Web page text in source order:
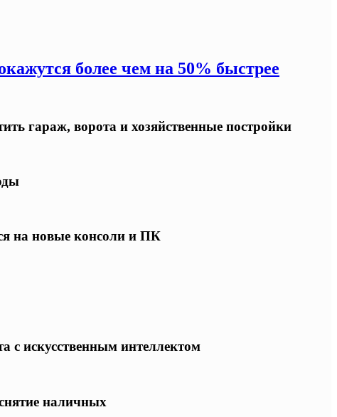
более чем на 50% быстрее
гараж, ворота и хозяйственные постройки
на новые консоли и ПК
с искусственным интеллектом
наличных